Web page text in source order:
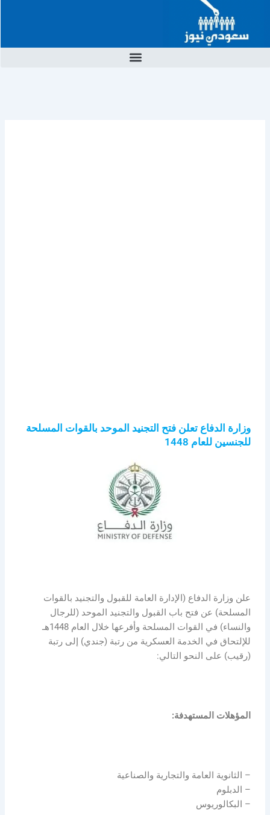
المحتوى
وزارة الدفاع تعلن فتح التجنيد الموحد بالقوات المسلحة
للجنسين للعام 1448
علن وزارة الدفاع (الإدارة العامة للقبول والتجنيد بالقوات
المسلحة) عن فتح باب القبول والتجنيد الموحد (للرجال
والنساء) في القوات المسلحة وأفرعها خلال العام 1448هـ
للإلتحاق في الخدمة العسكرية من رتبة (جندي) إلى رتبة
(رقيب) على النحو التالي:
المؤهلات المستهدفة:
– الثانوية العامة والتجارية والصناعية
– الدبلوم
– البكالوريوس